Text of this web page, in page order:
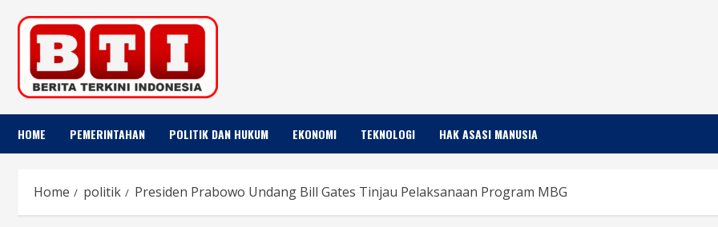
HOME PEMERINTAHAN POLITIK DAN HUKUM EKONOMI TEKNOLOGI HAK ASASI MANUSIA
Home politik Presiden Prabowo Undang Bill Gates Tinjau Pelaksanaan Program MBG